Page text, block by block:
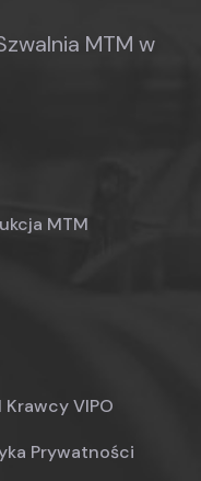
MTM w
MTM
Krawcy VIPO
Prywatności